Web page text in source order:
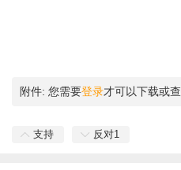
附件: 您需要登录才可以下载或
支持 反对1